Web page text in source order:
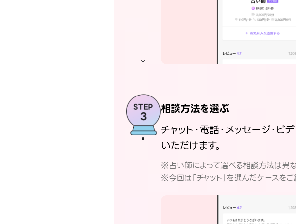
相談方法を選ぶ
チャット・電話・メッセージ・ビ
いただけます。
※占い師によって選べる相談方法は異
※今回は「チャット」を選んだケースを